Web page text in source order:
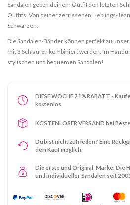
Sandalen geben deinem Outfit den letzten
Outfits. Von deiner zerrissenen Lieblings-
Schwarzen.
Die Sandalen-Bänder können perfekt zu
mit 3 Schlaufen kombiniert werden. Im
stylischen und bequemen Sandalen!
DIESE WOCHE 21% RABATT -
kostenlos
KOSTENLOSER VERSAND bei
Du bist nicht zufrieden? Eine
dem Kauf möglich.
Die erste und Original-Marke: Die
und individueller Sandalen seit